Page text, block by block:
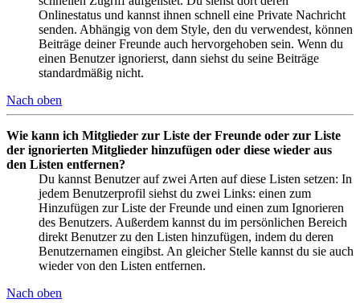
Onlinestatus und kannst ihnen schnell eine Private Nachricht
senden. Abhängig von dem Style, den du verwendest, können
Beiträge deiner Freunde auch hervorgehoben sein. Wenn du
einen Benutzer ignorierst, dann siehst du seine Beiträge
standardmäßig nicht.
Nach oben
Wie kann ich Mitglieder zur Liste der Freunde oder zur Liste
der ignorierten Mitglieder hinzufügen oder diese wieder aus
den Listen entfernen?
Du kannst Benutzer auf zwei Arten auf diese Listen setzen: In
jedem Benutzerprofil siehst du zwei Links: einen zum
Hinzufügen zur Liste der Freunde und einen zum Ignorieren
des Benutzers. Außerdem kannst du im persönlichen Bereich
direkt Benutzer zu den Listen hinzufügen, indem du deren
Benutzernamen eingibst. An gleicher Stelle kannst du sie auch
wieder von den Listen entfernen.
Nach oben